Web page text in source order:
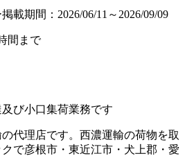
掲載期間：2026/06/11～2026/09/09
間まで
び小口集荷業務です
代理店です。西濃運輸の荷物を取
で彦根市・東近江市・犬上郡・愛